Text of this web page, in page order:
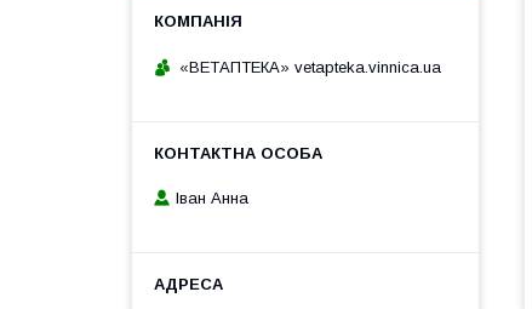
«ВЕТАПТЕКА» vetapteka.vinnica.ua
Іван Анна